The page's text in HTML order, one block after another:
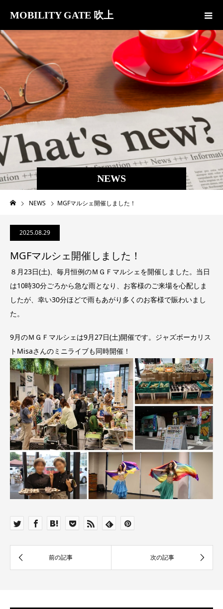
MOBILITY GATE 吹上
NEWS
NEWS MGFマルシェ開催しました！
2025.08.29
MGFマルシェ開催しました！
８月23日(土)、毎月恒例のＭＧＦマルシェを開催しました。当日
は10時30分ごろから急な雨となり、お客様のご来場を心配しま
したが、幸い30分ほどで雨もあがり多くのお客様で賑わいまし
た。
9月のＭＧＦマルシェは9月27日(土)開催です。ジャズボーカリス
トMisaさんのミニライブも同時開催！